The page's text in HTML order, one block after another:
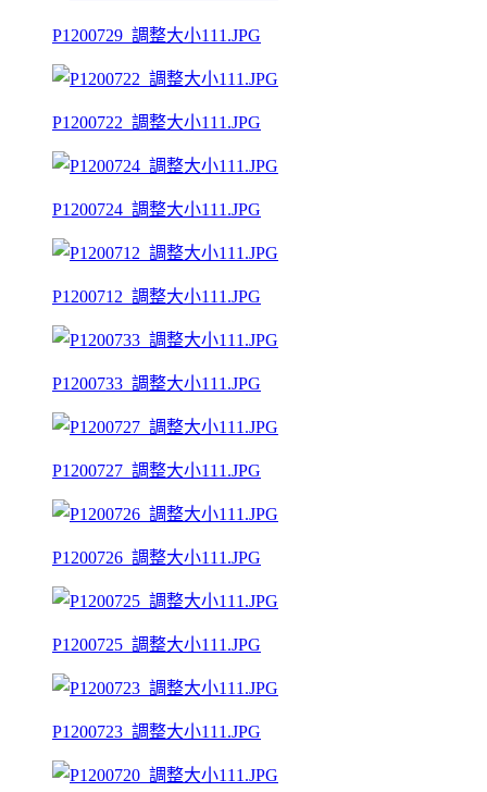
P1200729_調整大小111.JPG
P1200722_調整大小111.JPG
P1200724_調整大小111.JPG
P1200712_調整大小111.JPG
P1200733_調整大小111.JPG
P1200727_調整大小111.JPG
P1200726_調整大小111.JPG
P1200725_調整大小111.JPG
P1200723_調整大小111.JPG